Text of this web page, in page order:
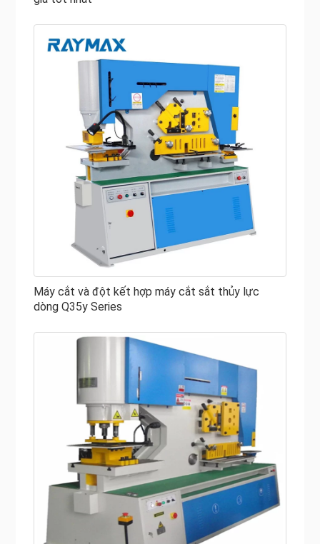
quá công suất và các họng sâu. Máy gia công sắt thủy lực
của chúng tôi có ưu điểm là vận hành đơn giản, tiêu thụ
năng lượng thấp và chi phí bảo trì thấp. Mỗi nhà chế tạo
nên có một máy gia công sắt RAYMAX chất lượng để bán
trong cửa hàng của họ!
Các bộ phận chính của máy thợ sắt thủy lực
Hệ thống thủy lực
Hệ thống điện
Hệ thống bôi trơn
Máy gia công sắt thủy lực sử dụng hệ thống bôi trơn tập
trung với súng bắn dầu bằng tay. Để tăng độ nhớt của
chất bôi trơn, bơm dầu nên được đổ vào hỗn hợp 4: 1 của
dầu cơ # 35 và mỡ gốc canxi. Vận hành máy bơm 2/3 thời
gian mỗi ngày để đảm bảo đủ dầu ở tất cả các điểm bôi
Các tính năng chính của Máy gia công sắt thủy lực:
Cắt góc thanh
Cắt thanh tròn và vuông, thanh kênh và dầm chữ I
Ưu điểm của Máy gia công sắt thủy lực
Máy gia công sắt thủy lực không yêu cầu bảo trì nhiều
như các dòng máy cơ khí và do đó tiết kiệm chi phí.
Máy thợ sắt có tốc độ nhanh và chính xác, giúp bạn dễ
Máy cắt và đột kết hợp máy cắt sắt thủy lực
dòng Q35y Series